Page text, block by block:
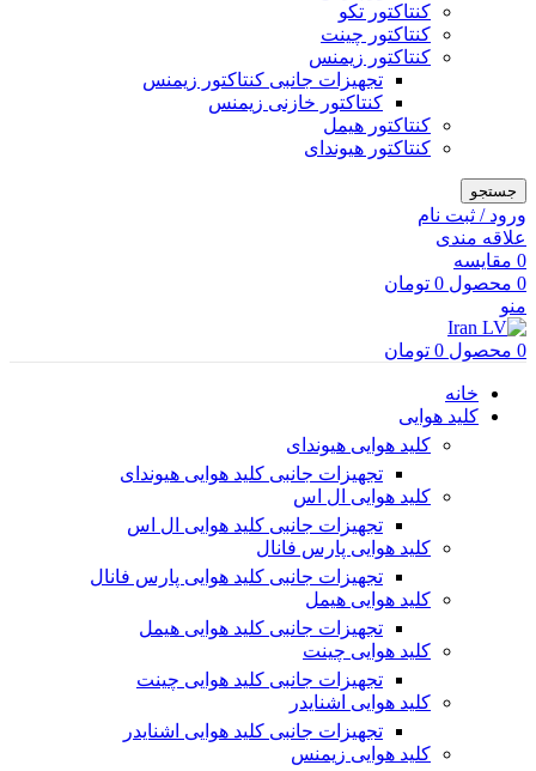
کنتاکتور تکو
کنتاکتور چینت
کنتاکتور زیمنس
تجهیزات جانبی کنتاکتور زیمنس
کنتاکتور خازنی زیمنس
کنتاکتور هیمل
کنتاکتور هیوندای
جستجو
ورود / ثبت نام
علاقه مندی
0 مقایسه
0 محصول 0 تومان
منو
0 محصول 0 تومان
خانه
کلید هوایی
کلید هوایی هیوندای
تجهیزات جانبی کلید هوایی هیوندای
کلید هوایی ال اس
تجهیزات جانبی کلید هوایی ال اس
کلید هوایی پارس فانال
تجهیزات جانبی کلید هوایی پارس فانال
کلید هوایی هیمل
تجهیزات جانبی کلید هوایی هیمل
کلید هوایی چینت
تجهیزات جانبی کلید هوایی چینت
کلید هوایی اشنایدر
تجهیزات جانبی کلید هوایی اشنایدر
کلید هوایی زیمنس